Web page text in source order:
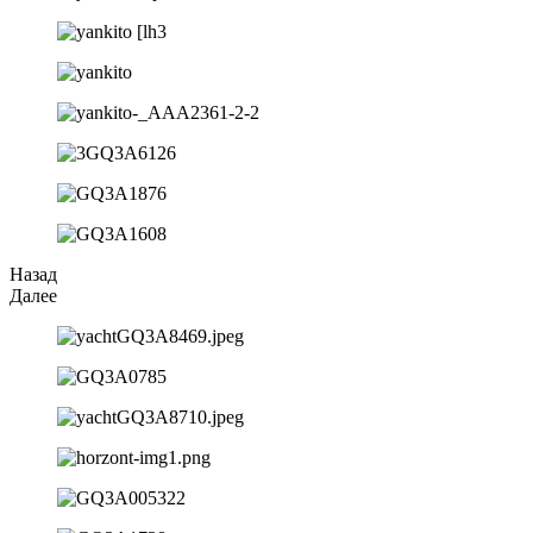
Назад
Далее